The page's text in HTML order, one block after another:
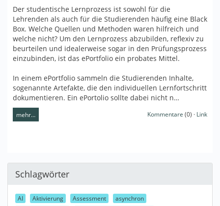
Der studentische Lernprozess ist sowohl für die
Lehrenden als auch für die Studierenden häufig eine Black
Box. Welche Quellen und Methoden waren hilfreich und
welche nicht? Um den Lernprozess abzubilden, reflexiv zu
beurteilen und idealerweise sogar in den Prüfungsprozess
einzubinden, ist das ePortfolio ein probates Mittel.
In einem ePortfolio sammeln die Studierenden Inhalte,
sogenannte Artefakte, die den individuellen Lernfortschritt
dokumentieren. Ein ePortolio sollte dabei nicht n…
mehr… Kommentare (0) · Link
Schlagwörter
AI Aktivierung Assessment
asynchron